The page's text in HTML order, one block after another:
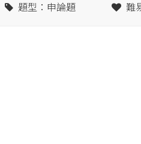
題型：申論題 難